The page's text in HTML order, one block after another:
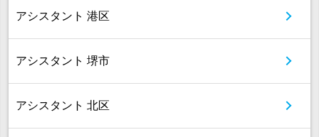
アシスタント 港区
アシスタント 堺市
アシスタント 北区